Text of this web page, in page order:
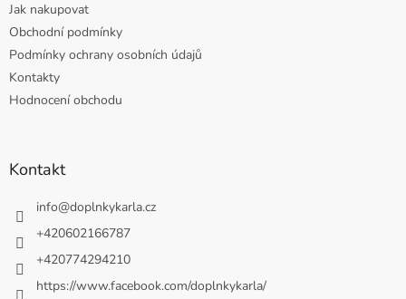
Jak nakupovat
Obchodní podmínky
Podmínky ochrany osobních údajů
Kontakty
Hodnocení obchodu
Kontakt
info@doplnkykarla.cz
+420602166787
+420774294210
https://www.facebook.com/doplnkykarla/